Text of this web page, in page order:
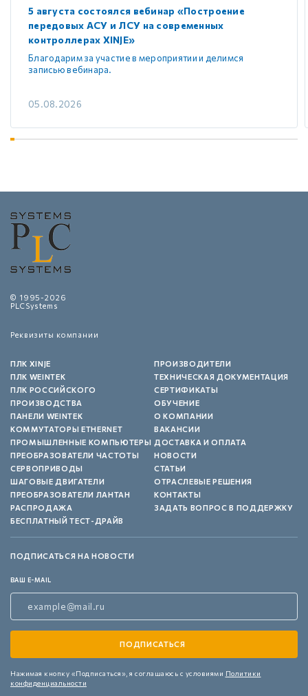
5 августа состоялся вебинар «Построение
передовых АСУ и ЛСУ на современных
контроллерах XINJE»
Благодарим за участие в мероприятии и делимся
записью вебинара.
05.08.2026
© 1995-2026
PLCSystems
Реквизиты компании
ПЛК XINJE
ПЛК WEINTEK
ПЛК РОССИЙСКОГО
ПРОИЗВОДСТВА
ПАНЕЛИ WEINTEK
КОММУТАТОРЫ ETHERNET
ПРОМЫШЛЕННЫЕ КОМПЬЮТЕРЫ
ПРЕОБРАЗОВАТЕЛИ ЧАСТОТЫ
СЕРВОПРИВОДЫ
ШАГОВЫЕ ДВИГАТЕЛИ
ПРЕОБРАЗОВАТЕЛИ ЛАНТАН
РАСПРОДАЖА
БЕСПЛАТНЫЙ ТЕСТ-ДРАЙВ
ПРОИЗВОДИТЕЛИ
ТЕХНИЧЕСКАЯ ДОКУМЕНТАЦИЯ
СЕРТИФИКАТЫ
ОБУЧЕНИЕ
О КОМПАНИИ
ВАКАНСИИ
ДОСТАВКА И ОПЛАТА
НОВОСТИ
СТАТЬИ
ОТРАСЛЕВЫЕ РЕШЕНИЯ
КОНТАКТЫ
ЗАДАТЬ ВОПРОС В ПОДДЕРЖКУ
ПОДПИСАТЬСЯ НА НОВОСТИ
ВАШ E-MAIL
Нажимая кнопку «Подписаться», я соглашаюсь с условиями Политики
конфиденциальности